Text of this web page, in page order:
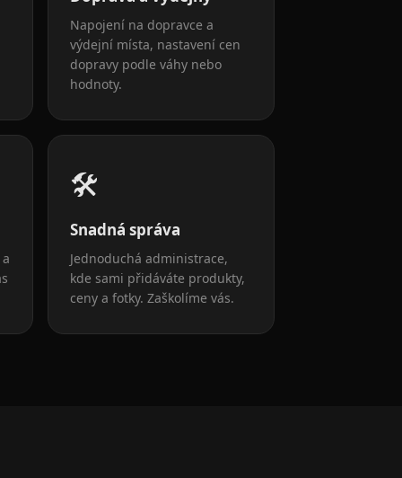
Napojení na dopravce a
výdejní místa, nastavení cen
dopravy podle váhy nebo
hodnoty.
🛠️
Snadná správa
Jednoduchá administrace,
kde sami přidáváte produkty,
ceny a fotky. Zaškolíme vás.